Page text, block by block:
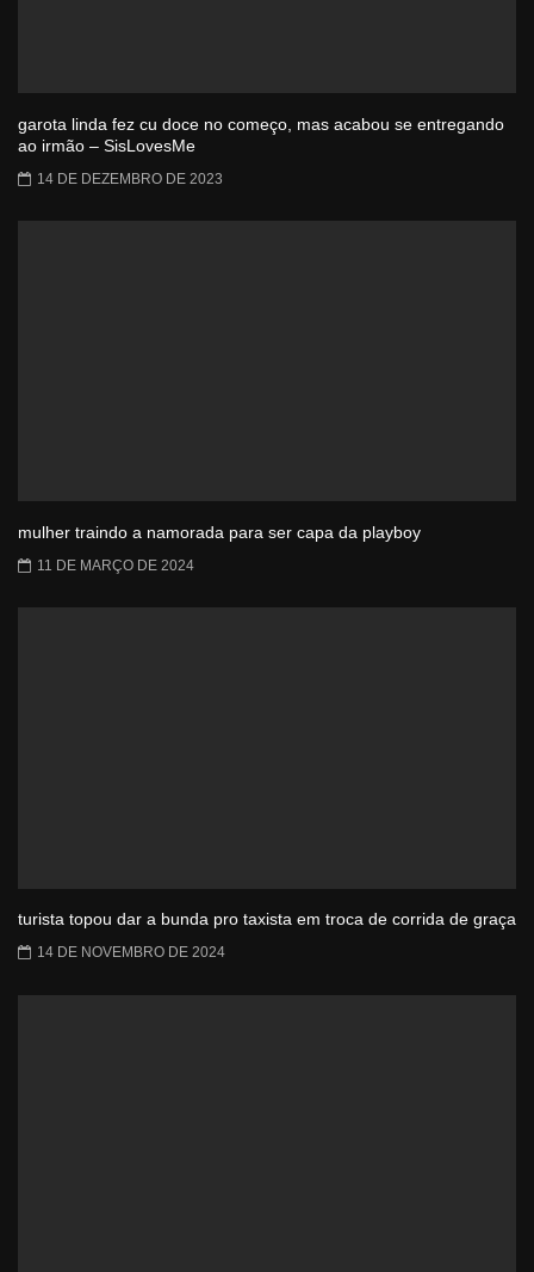
garota linda fez cu doce no começo, mas acabou se entregando
ao irmão – SisLovesMe
14 DE DEZEMBRO DE 2023
mulher traindo a namorada para ser capa da playboy
11 DE MARÇO DE 2024
turista topou dar a bunda pro taxista em troca de corrida de graça
14 DE NOVEMBRO DE 2024